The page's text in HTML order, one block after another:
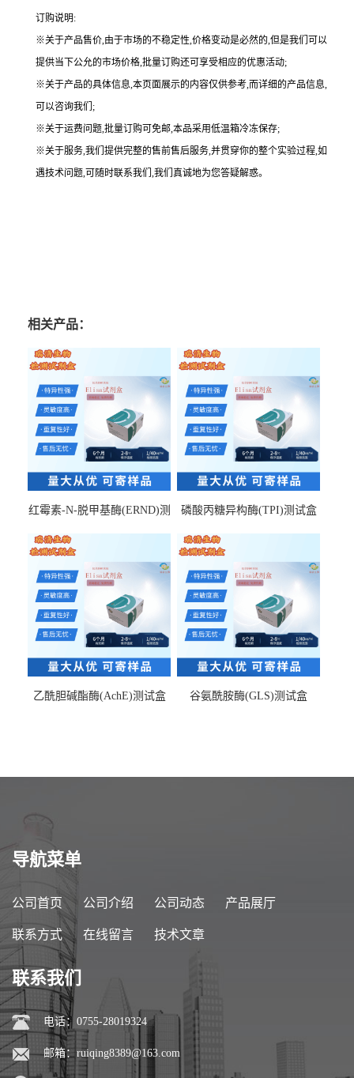
订购说明:
※关于产品售价,由于市场的不稳定性,价格变动是必然的,但是我们可以
提供当下公允的市场价格,批量订购还可享受相应的优惠活动;
※关于产品的具体信息,本页面展示的内容仅供参考,而详细的产品信息,
可以咨询我们;
※关于运费问题,批量订购可免邮,本品采用低温箱冷冻保存;
※关于服务,我们提供完整的售前售后服务,并贯穿你的整个实验过程,如
遇技术问题,可随时联系我们,我们真诚地为您答疑解惑。
相关产品：
红霉素-N-脱甲基酶(ERND)测
磷酸丙糖异构酶(TPI)测试盒
乙酰胆碱酯酶(AchE)测试盒 谷氨酰胺酶(GLS)测试盒
导航菜单
公司首页 公司介绍 公司动态 产品展厅
联系方式 在线留言 技术文章
联系我们
电话：0755-28019324
邮箱： ruiqing8389@163.com